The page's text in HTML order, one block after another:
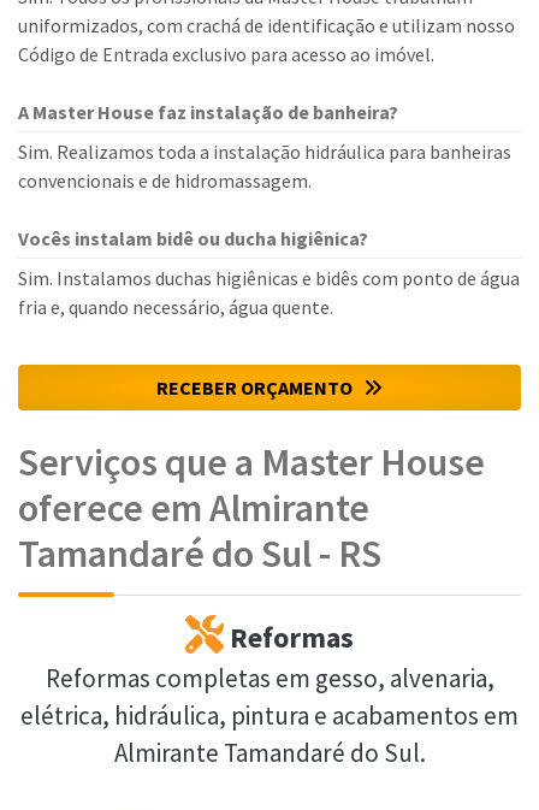
uniformizados, com crachá de identificação e utilizam nosso
Código de Entrada exclusivo para acesso ao imóvel.
A Master House faz instalação de banheira?
Sim. Realizamos toda a instalação hidráulica para banheiras
convencionais e de hidromassagem.
Vocês instalam bidê ou ducha higiênica?
Sim. Instalamos duchas higiênicas e bidês com ponto de água
fria e, quando necessário, água quente.
RECEBER ORÇAMENTO
Serviços que a Master House
oferece em Almirante
Tamandaré do Sul - RS
Reformas
Reformas completas em gesso, alvenaria,
elétrica, hidráulica, pintura e acabamentos em
Almirante Tamandaré do Sul.